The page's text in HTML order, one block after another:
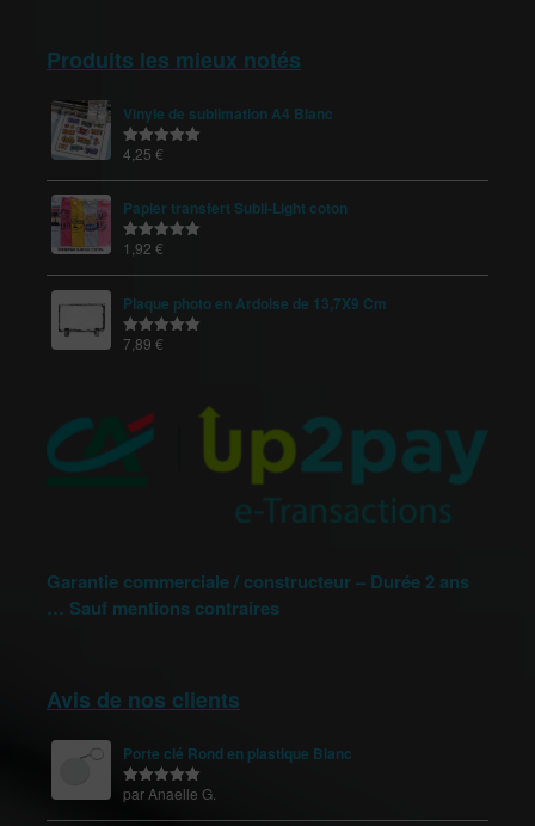
Produits les mieux notés
Vinyle de sublimation A4 Blanc
Note5.00
4,25 €
Papier transfert Subli-Light coton
Note5.00
1,92 €
Plaque photo en Ardoise de 13,7X9 Cm
Note5.00
7,89 €
Garantie commerciale / constructeur – Durée 2 ans
… Sauf mentions contraires
Avis de nos clients
Porte clé Rond en plastique Blanc
Note5sur
par Anaelle G.